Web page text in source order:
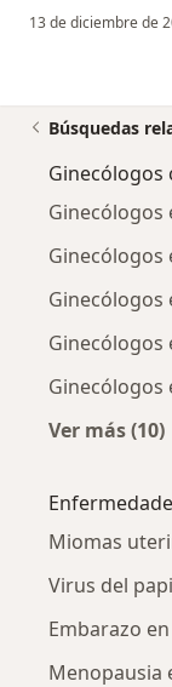
13 de diciembre de
Búsquedas
Ginecólogos
Ginecólogos
Ginecólogos
Ginecólogos
Ginecólogos
Ver más (10)
Miomas
Virus del
Embarazo
Menopausia